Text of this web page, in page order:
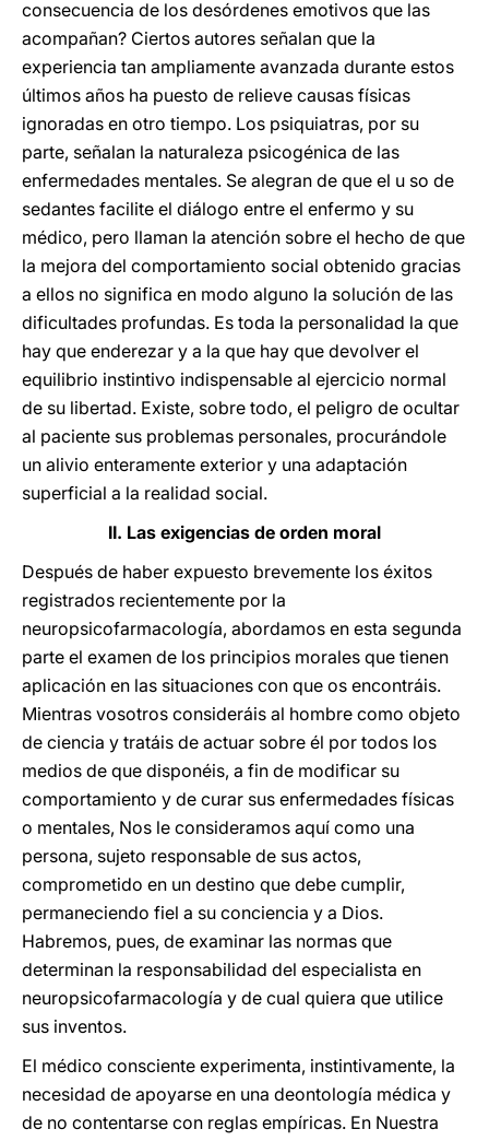
consecuencia de los desórdenes emotivos que las
acompañan? Ciertos autores señalan que la
experiencia tan ampliamente avanzada durante estos
últimos años ha puesto de relieve causas físicas
ignoradas en otro tiempo. Los psiquiatras, por su
parte, señalan la naturaleza psicogénica de las
enfermedades mentales. Se alegran de que el u so de
sedantes facilite el diálogo entre el enfermo y su
médico, pero llaman la atención sobre el hecho de que
la mejora del comportamiento social obtenido gracias
a ellos no significa en modo alguno la solución de las
dificultades profundas. Es toda la personalidad la que
hay que enderezar y a la que hay que devolver el
equilibrio instintivo indispensable al ejercicio normal
de su libertad. Existe, sobre todo, el peligro de ocultar
al paciente sus problemas personales, procurándole
un alivio enteramente exterior y una adaptación
superficial a la realidad social.
II. Las exigencias de orden moral
Después de haber expuesto brevemente los éxitos
registrados recientemente por la
neuropsicofarmacología, abordamos en esta segunda
parte el examen de los principios morales que tienen
aplicación en las situaciones con que os encontráis.
Mientras vosotros consideráis al hombre como objeto
de ciencia y tratáis de actuar sobre él por todos los
medios de que disponéis, a fin de modificar su
comportamiento y de curar sus enfermedades físicas
o mentales, Nos le consideramos aquí como una
persona, sujeto responsable de sus actos,
comprometido en un destino que debe cumplir,
permaneciendo fiel a su conciencia y a Dios.
Habremos, pues, de examinar las normas que
determinan la responsabilidad del especialista en
neuropsicofarmacología y de cual quiera que utilice
sus inventos.
El médico consciente experimenta, instintivamente, la
necesidad de apoyarse en una deontología médica y
de no contentarse con reglas empíricas. En Nuestra